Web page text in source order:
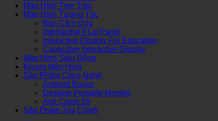
Màn Hình Treo Trần
Màn Hình Tương Tác
Bàn Cảm Ứng
Interractive FLat Panel
Interactive Display For Education
Capacitive Interactive Display
Màn Hình Siêu Rộng
Khung Màn Hình
Sản Phẩm Công Nghệ
Android Boxes
Desktop Portable Monitor
Anti Covid-19
Sản Phẩm Tùy Chỉnh